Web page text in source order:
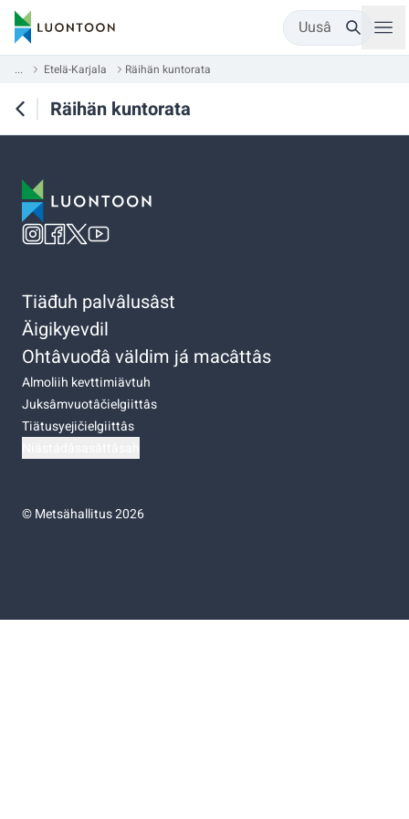
Uusâ
... Etelä-Karjala Räihän kuntorata
Räihän kuntorata
Tiäđuh palvâlusâst
Äigikyevdil
Ohtâvuođâ väldim já macâttâs
Almoliih kevttimiävtuh
Juksâmvuotâčielgiittâs
Tiätusyejičielgiittâs
©Metsähallitus 2026